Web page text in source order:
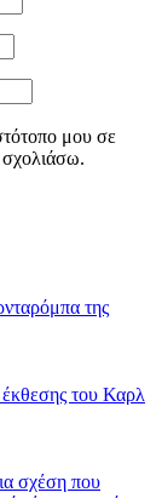
μου σε
της
του Καρλ
σχέση που